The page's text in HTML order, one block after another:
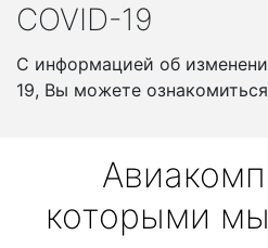
COVID-19
С информацией об
19, Вы можете ознакомиться
которыми